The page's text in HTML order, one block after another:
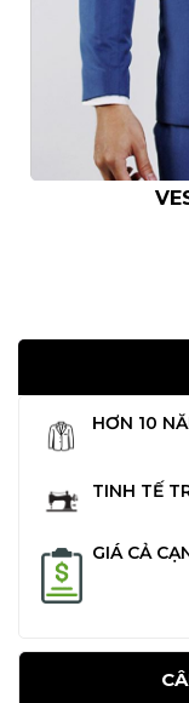
-
QUYỀN.
HƠN 10
TINH TẾ
GIÁ CẢ